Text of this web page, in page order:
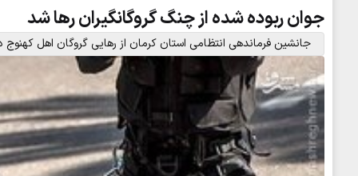
جوان ربوده شده از چنگ گروگانگیران رها شد
جانشین فرماندهی انتظامی استان کرمان از رهایی گروگان اهل